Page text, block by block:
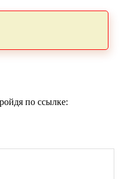
по ссылке: